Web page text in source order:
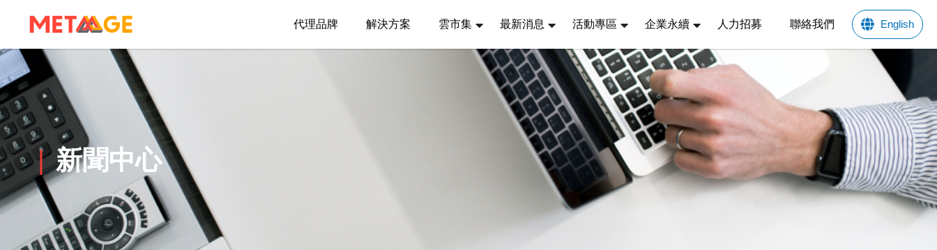
代理品牌 解決方案 雲市集 最新消息 活動專區 企業永續 人力招募 聯絡我們 English
新聞中心